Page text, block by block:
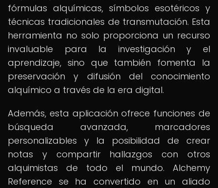
fórmulas alquímicas, símbolos esotéricos y
técnicas tradicionales de transmutación. Esta
herramienta no solo proporciona un recurso
invaluable para la investigación y el
aprendizaje, sino que también fomenta la
preservación y difusión del conocimiento
alquímico a través de la era digital.
Además, esta aplicación ofrece funciones de
búsqueda avanzada, marcadores
personalizables y la posibilidad de crear
notas y compartir hallazgos con otros
alquimistas de todo el mundo. Alchemy
Reference se ha convertido en un aliado